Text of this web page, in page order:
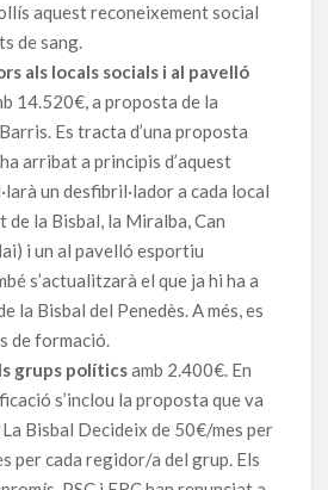
aquest reconeixement social
de sang.
als locals socials i al pavelló
14.520€, a proposta de la
Es tracta d’una proposta
arribat a principis d’aquest
un desfibril·lador a cada local
de la Bisbal, la Miralba, Can
i un al pavelló esportiu
s’actualitzarà el que ja hi ha a
la Bisbal del Penedès. A més, es
de formació.
grups políticsamb 2.400€. En
s’inclou la proposta que va
Bisbal Decideix de 50€/mes per
per cada regidor/a del grup. Els